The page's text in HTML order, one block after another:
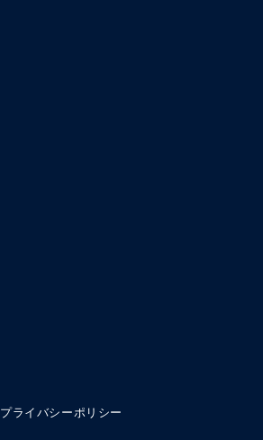
プライバシーポリシー